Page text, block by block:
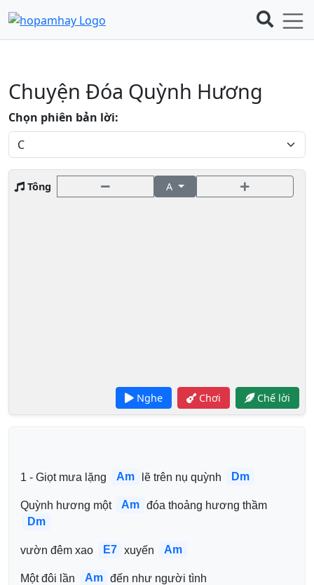
Chuyện Đóa Quỳnh Hương
Chọn phiên bản lời:
Tông A
Nghe Chơi Chế lời
1 - Giọt mưa lặng Am lẽ trên nụ quỳnh Dm
Quỳnh hương một Am đóa thoảng hương thầm
Dm
vườn đêm xao E7 xuyến Am
Một đôi lần Am đến như người tình